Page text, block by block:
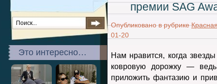
Это интересно…
премии SAG
Опубликовано в рубрике
01-20
Нам нравится, когда
ковровую дорожку —
приложить фантазию и